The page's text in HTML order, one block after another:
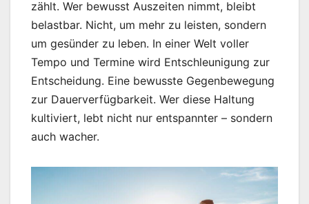
zählt. Wer bewusst Auszeiten nimmt, bleibt
belastbar. Nicht, um mehr zu leisten, sondern
um gesünder zu leben. In einer Welt voller
Tempo und Termine wird Entschleunigung zur
Entscheidung. Eine bewusste Gegenbewegung
zur Dauerverfügbarkeit. Wer diese Haltung
kultiviert, lebt nicht nur entspannter – sondern
auch wacher.